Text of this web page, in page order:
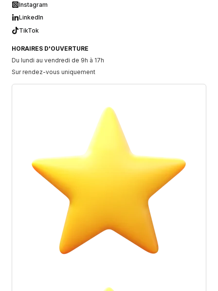
Instagram
LinkedIn
TikTok
HORAIRES D'OUVERTURE
Du lundi au vendredi de 9h à 17h
Sur rendez-vous uniquement